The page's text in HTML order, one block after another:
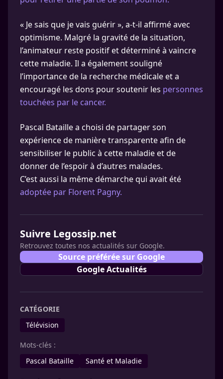
« Je sais que je vais guérir », a-t-il affirmé avec
optimisme. Malgré la gravité de la situation,
l’animateur reste positif et déterminé à vaincre
cette maladie. Il a également souligné
l’importance de la recherche médicale et a
encouragé les dons pour soutenir les personnes
touchées par le cancer.
Pascal Bataille a choisi de partager son
expérience de manière transparente afin de
sensibiliser le public à cette maladie et de
donner de l’espoir à d’autres malades.
C’est aussi la même démarche qui avait été
adoptée par Florent Pagny.
Suivre Legossip.net
Retrouvez toutes nos actualités sur Google.
Source préférée sur Google
Google Actualités
CATÉGORIE
Télévision
Mots-clés :
Pascal Bataille
Santé et Maladie